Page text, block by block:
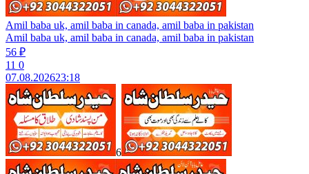
Amil baba uk, amil baba in canada, amil baba in pakistan
Amil baba uk, amil baba in canada, amil baba in pakistan
56 ₽
11 0
07.08.202623:18
6